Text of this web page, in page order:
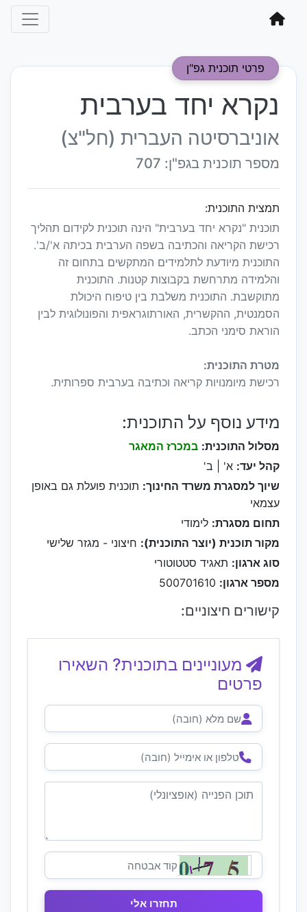
פרטי תוכנית גפ"ן
נקרא יחד בערבית
אוניברסיטה העברית (חל"צ)
מספר תוכנית בגפ"ן: 707
תמצית התוכנית:
תוכנית "נקרא יחד בערבית" הינה תוכנית לקידום תהליך
רכישת הקריאה והכתיבה בשפה הערבית בכיתה א'/ב'.
התוכנית מיודעת לתלמידים המתקשים בתחום זה
והלמידה מתרחשת בקבוצות קטנות. התוכנית
מתוקשבת. התוכנית משלבת בין טיפוח היכולת
הסמנטית, ההקשרית, האורתוגראפית והפונולוגית לבין
הוראת סימני הכתב.
מטרת התוכנית:
רכישת מיומנויות קריאה וכתיבה בערבית ספרותית.
מידע נוסף על התוכנית:
מסלול התוכנית: במכרז המאגר
קהל יעד: א' | ב'
שיוך למסגרת משרד החינוך: תוכנית פועלת גם באופן
עצמאי
תחום מסגרת: לימודי
מקור תוכנית (יוצר התוכנית): חיצוני - מגזר שלישי
סוג ארגון: תאגיד סטטוטורי
מספר ארגון:
קישורים חיצוניים:
מעוניינים בתוכנית? השאירו
פרטים